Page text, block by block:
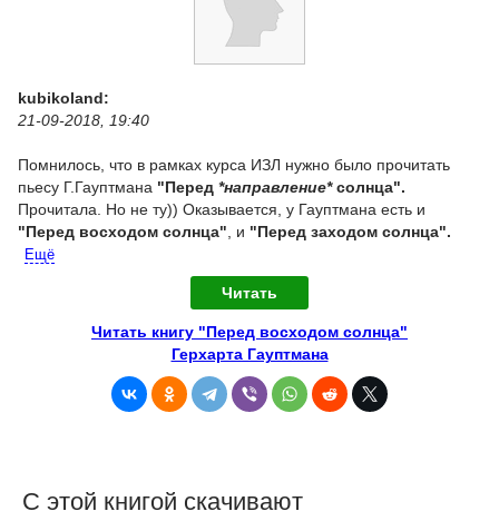
kubikoland:
21-09-2018, 19:40
Помнилось, что в рамках курса ИЗЛ нужно было прочитать
пьесу Г.Гауптмана "Перед *направление*солнца".
Прочитала. Но не ту)) Оказывается, у Гауптмана есть и
"Перед восходом солнца" , и "Перед заходом солнца".
Ещё
Читать
Читать книгу "Перед восходом солнца"
Герхарта Гауптмана
С этой книгой скачивают